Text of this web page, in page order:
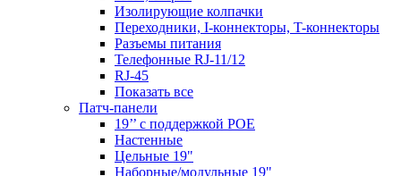
Изолирующие колпачки
Переходники, I-коннекторы, T-коннекторы
Разъемы питания
Телефонные RJ-11/12
RJ-45
Показать все
Патч-панели
19’’ с поддержкой POE
Настенные
Цельные 19"
Наборные/модульные 19"